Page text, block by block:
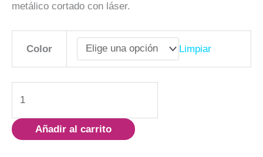
metálico cortado con láser.
Color Limpiar
Añadir al carrito